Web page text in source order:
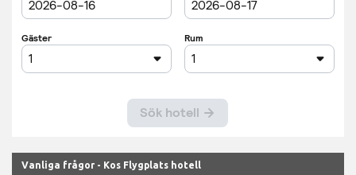
Vanliga frågor - Kos Flygplats hotell